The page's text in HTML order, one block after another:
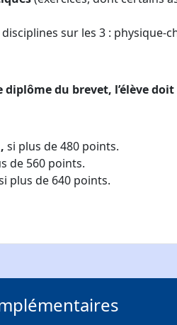
disciplines sur les 3 : physique-
du brevet, l’élève
si plus de 480 points.
de 560 points.
plus de 640 points.